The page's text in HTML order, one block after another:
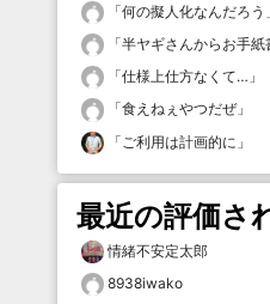
「何の擬人化なんだろう
「半ヤギさんからお手紙
「仕様上仕方なくて… 」
「食えねぇやつだぜ」
「 ご利用は計画的に 」
最近の評価さ
情緒不安定太郎
8938iwako